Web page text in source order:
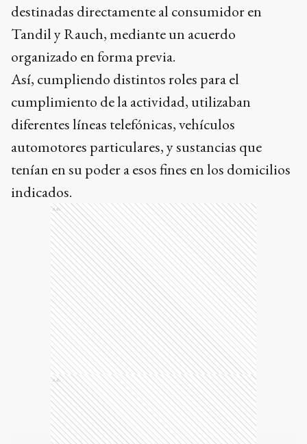
destinadas directamente al consumidor en
Tandil y Rauch, mediante un acuerdo
organizado en forma previa.
Así, cumpliendo distintos roles para el
cumplimiento de la actividad, utilizaban
diferentes líneas telefónicas, vehículos
automotores particulares, y sustancias que
tenían en su poder a esos fines en los domicilios
indicados.
Ads
Ads